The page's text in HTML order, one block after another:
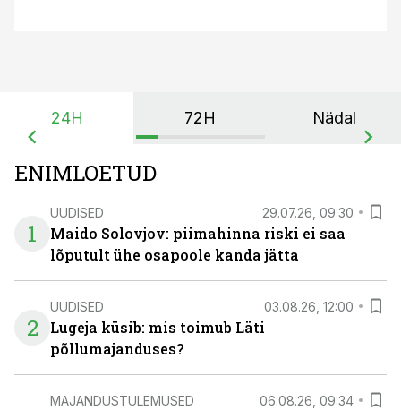
24H 72H Nädal
ENIMLOETUD
1
UUDISED 29.07.26, 09:30
Maido Solovjov: piimahinna riski ei saa
lõputult ühe osapoole kanda jätta
2
UUDISED 03.08.26, 12:00
Lugeja küsib: mis toimub Läti
põllumajanduses?
MAJANDUSTULEMUSED 06.08.26, 09:34